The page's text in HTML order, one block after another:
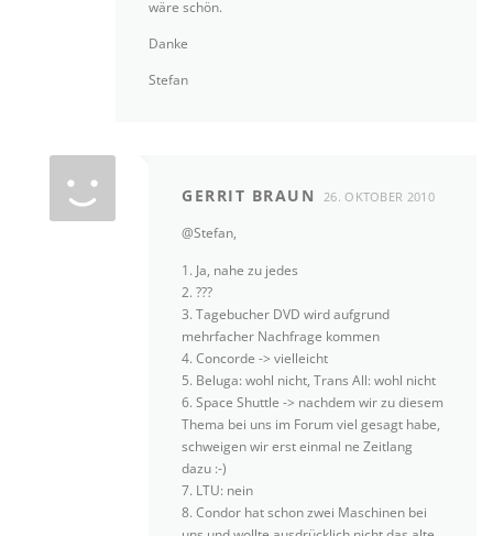
wäre schön.
Danke
Stefan
GERRIT BRAUN 26. OKTOBER 2010
@Stefan,
1. Ja, nahe zu jedes
2. ???
3. Tagebucher DVD wird aufgrund
mehrfacher Nachfrage kommen
4. Concorde -> vielleicht
5. Beluga: wohl nicht, Trans All: wohl nicht
6. Space Shuttle -> nachdem wir zu diesem
Thema bei uns im Forum viel gesagt habe,
schweigen wir erst einmal ne Zeitlang
dazu :-)
7. LTU: nein
8. Condor hat schon zwei Maschinen bei